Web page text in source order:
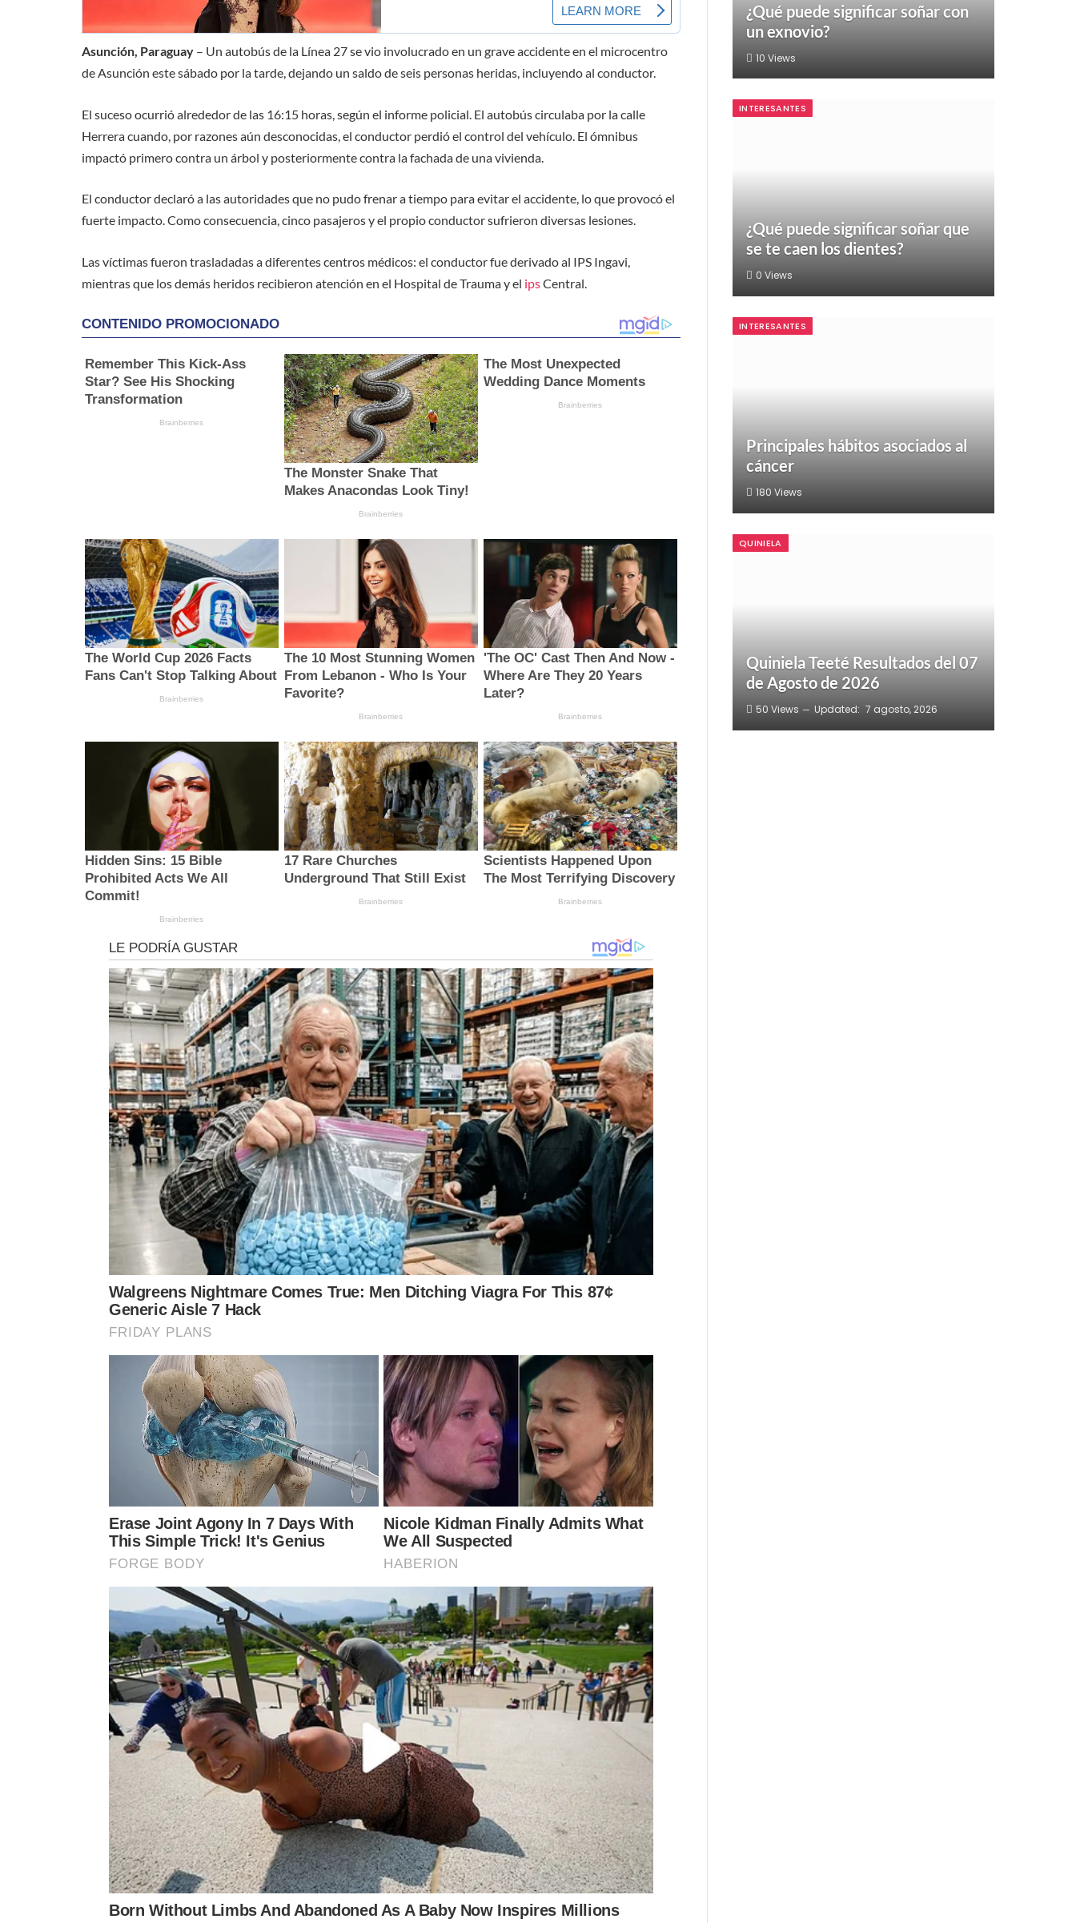
Asunción, Paraguay – Un autobús de la Línea 27 se vio involucrado en un grave accidente en el microcentro
de Asunción este sábado por la tarde, dejando un saldo de seis personas heridas, incluyendo al conductor.
El suceso ocurrió alrededor de las 16:15 horas, según el informe policial. El autobús circulaba por la calle
Herrera cuando, por razones aún desconocidas, el conductor perdió el control del vehículo. El ómnibus
impactó primero contra un árbol y posteriormente contra la fachada de una vivienda.
El conductor declaró a las autoridades que no pudo frenar a tiempo para evitar el accidente, lo que provocó el
fuerte impacto. Como consecuencia, cinco pasajeros y el propio conductor sufrieron diversas lesiones.
Las víctimas fueron trasladadas a diferentes centros médicos: el conductor fue derivado al IPS Ingavi,
mientras que los demás heridos recibieron atención en el Hospital de Trauma y el ipsCentral.
¿Qué puede significar soñar con
un exnovio?
10 Views
INTERESANTES
¿Qué puede significar soñar que
se te caen los dientes?
0 Views
INTERESANTES
Principales hábitos asociados al
cáncer
180 Views
QUINIELA
Quiniela Teeté Resultados del 07
de Agosto de 2026
50 Views Updated: 7 agosto, 2026